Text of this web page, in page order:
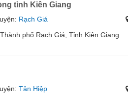
tỉnh Kiên Giang
Rạch Giá
phố Rạch Giá, Tỉnh Kiên Giang
Tân Hiệp